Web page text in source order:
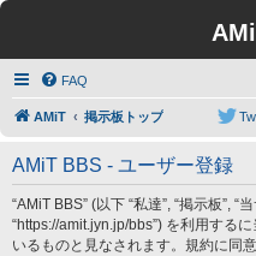
FAQ
AMiT 掲示板トップ
AMiT BBS - ユーザー登録
“AMiT BBS” (以下 “私達”, “掲示板”, “
“https://amit.jyn.jp/bbs”) を利用する
いるものと見なされます。規約に同